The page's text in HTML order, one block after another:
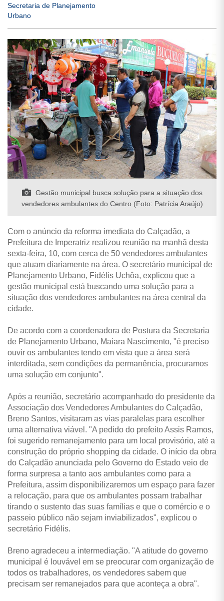
Secretaria de Planejamento
Urbano
Gestão municipal busca solução para a situação dos
vendedores ambulantes do Centro (Foto: Patrícia Araújo)
Com o anúncio da reforma imediata do Calçadão, a
Prefeitura de Imperatriz realizou reunião na manhã desta
sexta-feira, 10, com cerca de 50 vendedores ambulantes
que atuam diariamente na área. O secretário municipal de
Planejamento Urbano, Fidélis Uchôa, explicou que a
gestão municipal está buscando uma solução para a
situação dos vendedores ambulantes na área central da
cidade.
De acordo com a coordenadora de Postura da Secretaria
de Planejamento Urbano, Maiara Nascimento, "é preciso
ouvir os ambulantes tendo em vista que a área será
interditada, sem condições da permanência, procuramos
uma solução em conjunto".
Após a reunião, secretário acompanhado do presidente da
Associação dos Vendedores Ambulantes do Calçadão,
Breno Santos, visitaram as vias paralelas para escolher
uma alternativa viável. "A pedido do prefeito Assis Ramos,
foi sugerido remanejamento para um local provisório, até a
construção do próprio shopping da cidade. O início da obra
do Calçadão anunciada pelo Governo do Estado veio de
forma surpresa a tanto aos ambulantes como para a
Prefeitura, assim disponibilizaremos um espaço para fazer
a relocação, para que os ambulantes possam trabalhar
tirando o sustento das suas famílias e que o comércio e o
passeio público não sejam inviabilizados", explicou o
secretário Fidélis.
Breno agradeceu a intermediação. "A atitude do governo
municipal é louvável em se preocurar com organização de
todos os trabalhadores, os vendedores sabem que
precisam ser remanejados para que aconteça a obra".